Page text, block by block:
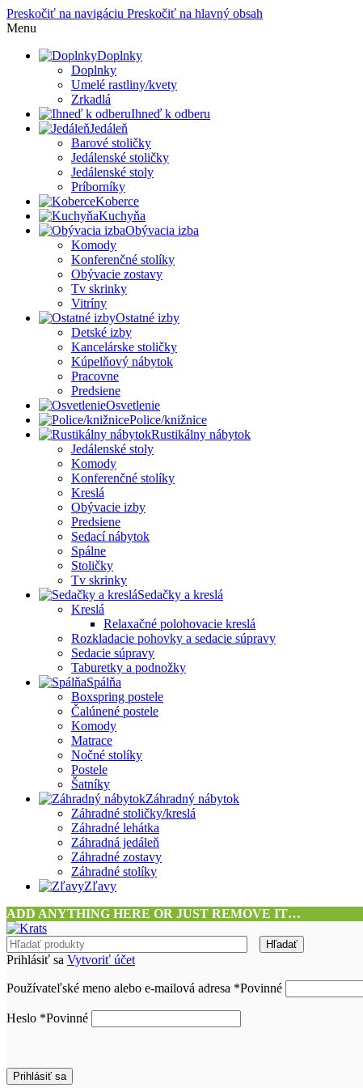
Preskočiť na navigáciu Preskočiť na hlavný obsah
Menu
Doplnky
Doplnky
Umelé rastliny/kvety
Zrkadlá
Ihneď k odberu
Jedáleň
Barové stoličky
Jedálenské stoličky
Jedálenské stoly
Príborníky
Koberce
Kuchyňa
Obývacia izba
Komody
Konferenčné stolíky
Obývacie zostavy
Tv skrinky
Vitríny
Ostatné izby
Detské izby
Kancelárske stoličky
Kúpelňový nábytok
Pracovne
Predsiene
Osvetlenie
Police/knižnice
Rustikálny nábytok
Jedálenské stoly
Komody
Konferenčné stolíky
Kreslá
Obývacie izby
Predsiene
Sedací nábytok
Spálne
Stoličky
Tv skrinky
Sedačky a kreslá
Kreslá
Relaxačné polohovacie kreslá
Rozkladacie pohovky a sedacie súpravy
Sedacie súpravy
Taburetky a podnožky
Spálňa
Boxspring postele
Čalúnené postele
Komody
Matrace
Nočné stolíky
Postele
Šatníky
Záhradný nábytok
Záhradné stoličky/kreslá
Záhradné lehátka
Záhradná jedáleň
Záhradné zostavy
Záhradné stolíky
Zľavy
ADD ANYTHING HERE OR JUST REMOVE IT…
Hľadať
Prihlásiť sa Vytvoriť účet
Používateľské meno alebo e-mailová adresa *Povinné
Heslo *Povinné
Prihlásiť sa